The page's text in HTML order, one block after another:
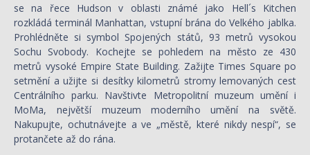
se na řece Hudson v oblasti známé jako Hell´s Kitchen
rozkládá terminál Manhattan, vstupní brána do Velkého jablka.
Prohlédněte si symbol Spojených států, 93 metrů vysokou
Sochu Svobody. Kochejte se pohledem na město ze 430
metrů vysoké Empire State Building. Zažijte Times Square po
setmění a užijte si desítky kilometrů stromy lemovaných cest
Centrálního parku. Navštivte Metropolitní muzeum umění i
MoMa, největší muzeum moderního umění na světě.
Nakupujte, ochutnávejte a ve „městě, které nikdy nespí“, se
protančete až do rána.